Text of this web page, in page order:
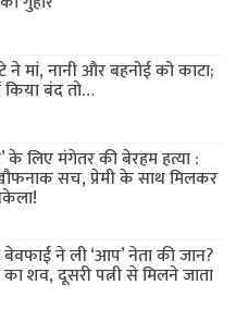
मां, नानी और बहनोई को काटा;
बंद तो…
के लिए मंगेतर की बेरहम हत्या :
सच, प्रेमी के साथ मिलकर
बेवफाई ने ली ‘आप’ नेता की जान?
शव, दूसरी पत्नी से मिलने जाता